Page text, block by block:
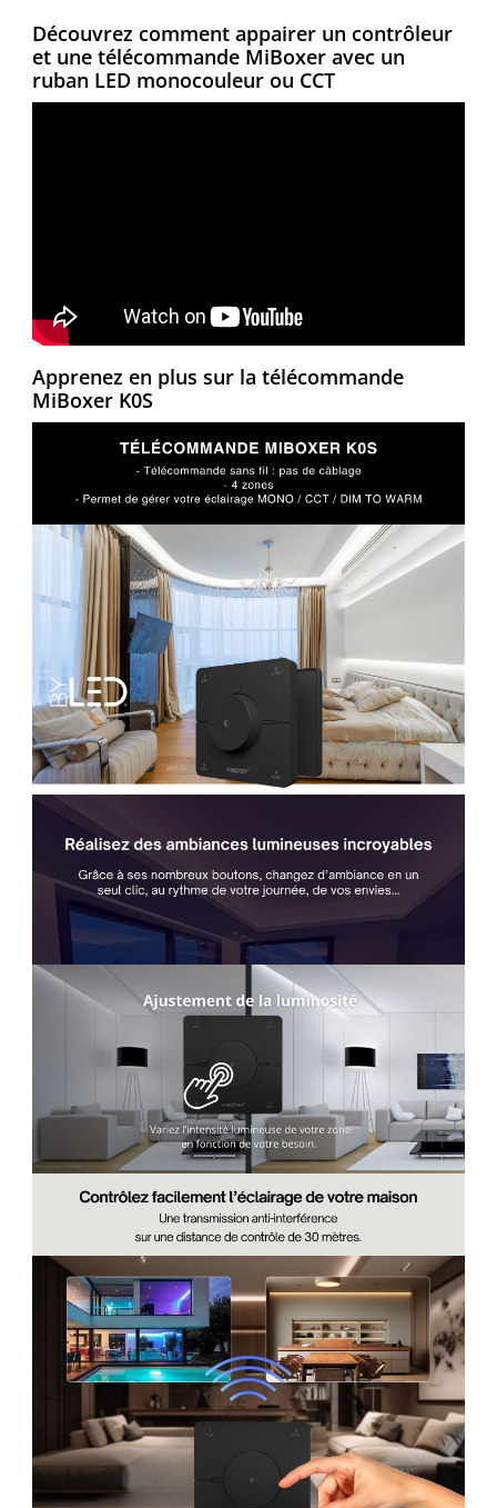
Découvrez comment appairer un contrôleur
et une télécommande MiBoxer avec un
ruban LED monocouleur ou CCT
Apprenez en plus sur la télécommande
MiBoxer K0S